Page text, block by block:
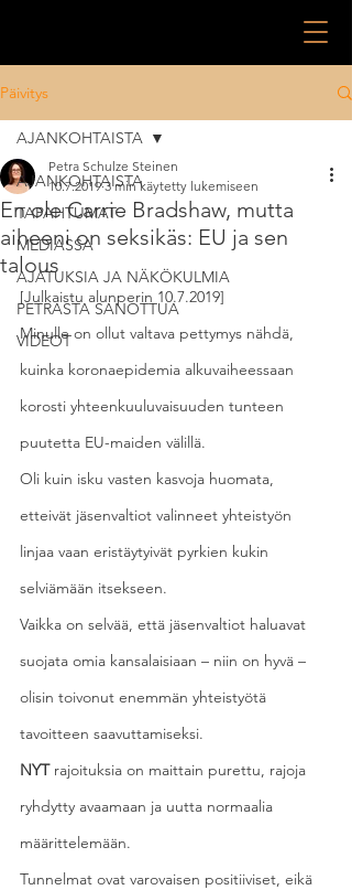
Päivitys
AJANKOHTAISTA
TAPAHTUMAT
MEDIASSA
AJATUKSIA JA NÄKÖKULMIA
PETRASTA SANOTTUA
VIDEOT
AJANKOHTAISTA
En ole Carrie Bradshaw, mutta
aiheeni on seksikäs: EU ja sen
talous
Petra Schulze Steinen
10.7.2019 3 min käytetty lukemiseen
[Julkaistu alunperin 10.7.2019]
Minulle on ollut valtava pettymys nähdä,
kuinka koronaepidemia alkuvaiheessaan
korosti yhteenkuuluvaisuuden tunteen
puutetta EU-maiden välillä.
Oli kuin isku vasten kasvoja huomata,
etteivät jäsenvaltiot valinneet yhteistyön
linjaa vaan eristäytyivät pyrkien kukin
selviämään itsekseen.
Vaikka on selvää, että jäsenvaltiot haluavat
suojata omia kansalaisiaan – niin on hyvä –
olisin toivonut enemmän yhteistyötä
tavoitteen saavuttamiseksi.
NYT rajoituksia on maittain purettu, rajoja
ryhdytty avaamaan ja uutta normaalia
määrittelemään.
Tunnelmat ovat varovaisen positiiviset, eikä